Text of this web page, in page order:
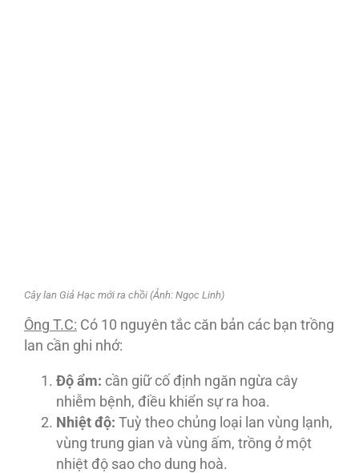
Cây lan Giả Hạc mới ra chồi (Ảnh: Ngọc Linh)
Ông T.C: Có 10 nguyên tắc căn bản các bạn trồng
lan cần ghi nhớ:
Độ ẩm: cần giữ cố định ngăn ngừa cây
nhiễm bệnh, điều khiển sự ra hoa.
Nhiệt độ: Tuỳ theo chủng loại lan vùng lạnh,
vùng trung gian và vùng ấm, trồng ở một
nhiệt độ sao cho dung hoà.